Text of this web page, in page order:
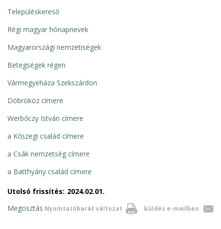
Településkereső
Régi magyar hónapnevek
Magyarországi nemzetiségek
Betegségek régen
Vármegyeháza Szekszárdon
Döbrököz címere
Werbőczy István címere
a Kőszegi család címere
a Csák nemzetség címere
a Batthyány család címere
Utolsó frissítés: 2024.02.01.
Nyomtatóbarát változat küldés e-mailben
Megosztás